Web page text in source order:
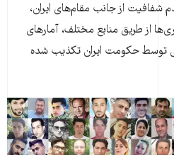
شفافیت از جانب مقام‌های ایران،
از طریق منابع مختلف، آمارهای
توسط حکومت ایران تکذیب شده